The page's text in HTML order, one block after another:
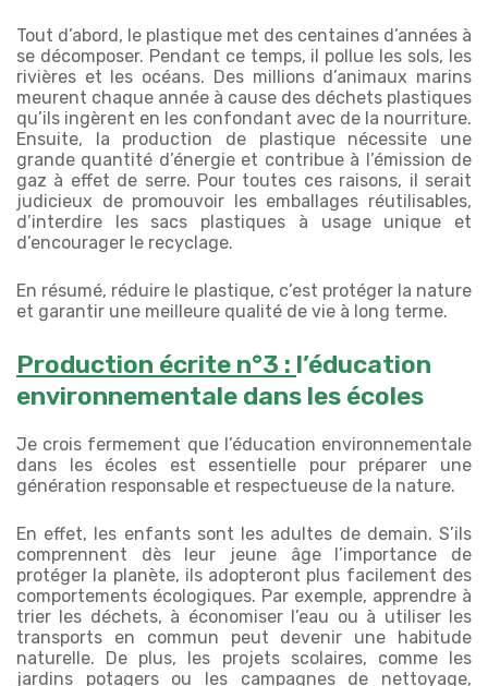
Tout d’abord, le plastique met des centaines d’années à
se décomposer. Pendant ce temps, il pollue les sols, les
rivières et les océans. Des millions d’animaux marins
meurent chaque année à cause des déchets plastiques
qu’ils ingèrent en les confondant avec de la nourriture.
Ensuite, la production de plastique nécessite une
grande quantité d’énergie et contribue à l’émission de
gaz à effet de serre. Pour toutes ces raisons, il serait
judicieux de promouvoir les emballages réutilisables,
d’interdire les sacs plastiques à usage unique et
d’encourager le recyclage.
En résumé, réduire le plastique, c’est protéger la nature
et garantir une meilleure qualité de vie à long terme.
Production écrite n°3 : l’éducation
environnementale dans les écoles
Je crois fermement que l’éducation environnementale
dans les écoles est essentielle pour préparer une
génération responsable et respectueuse de la nature.
En effet, les enfants sont les adultes de demain. S’ils
comprennent dès leur jeune âge l’importance de
protéger la planète, ils adopteront plus facilement des
comportements écologiques. Par exemple, apprendre à
trier les déchets, à économiser l’eau ou à utiliser les
transports en commun peut devenir une habitude
naturelle. De plus, les projets scolaires, comme les
jardins potagers ou les campagnes de nettoyage,